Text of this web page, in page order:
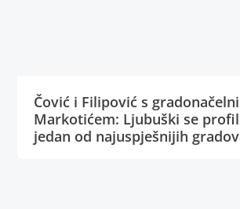
Čović i Filipović s
Markotićem: Ljubuški se
jedan od najuspješnijih